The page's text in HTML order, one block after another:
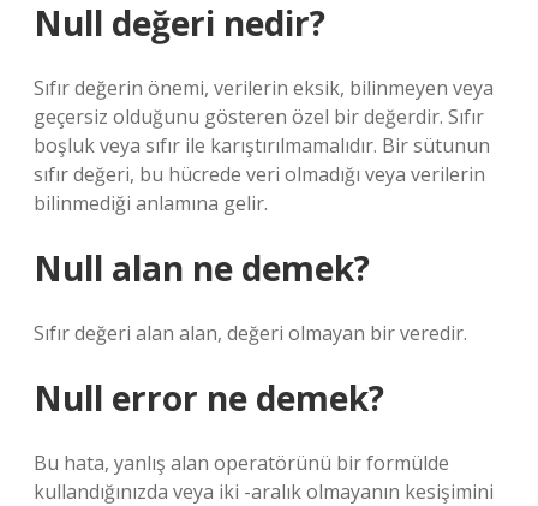
Null değeri nedir?
Sıfır değerin önemi, verilerin eksik, bilinmeyen veya
geçersiz olduğunu gösteren özel bir değerdir. Sıfır
boşluk veya sıfır ile karıştırılmamalıdır. Bir sütunun
sıfır değeri, bu hücrede veri olmadığı veya verilerin
bilinmediği anlamına gelir.
Null alan ne demek?
Sıfır değeri alan alan, değeri olmayan bir veredir.
Null error ne demek?
Bu hata, yanlış alan operatörünü bir formülde
kullandığınızda veya iki -aralık olmayanın kesişimini